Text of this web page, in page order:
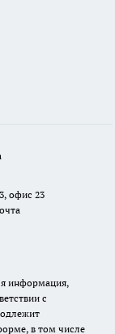
офис 23
информация,
с
в том числе